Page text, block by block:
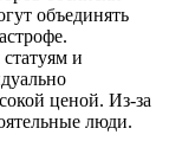
объединять
и
ценой. Из-за
люди.